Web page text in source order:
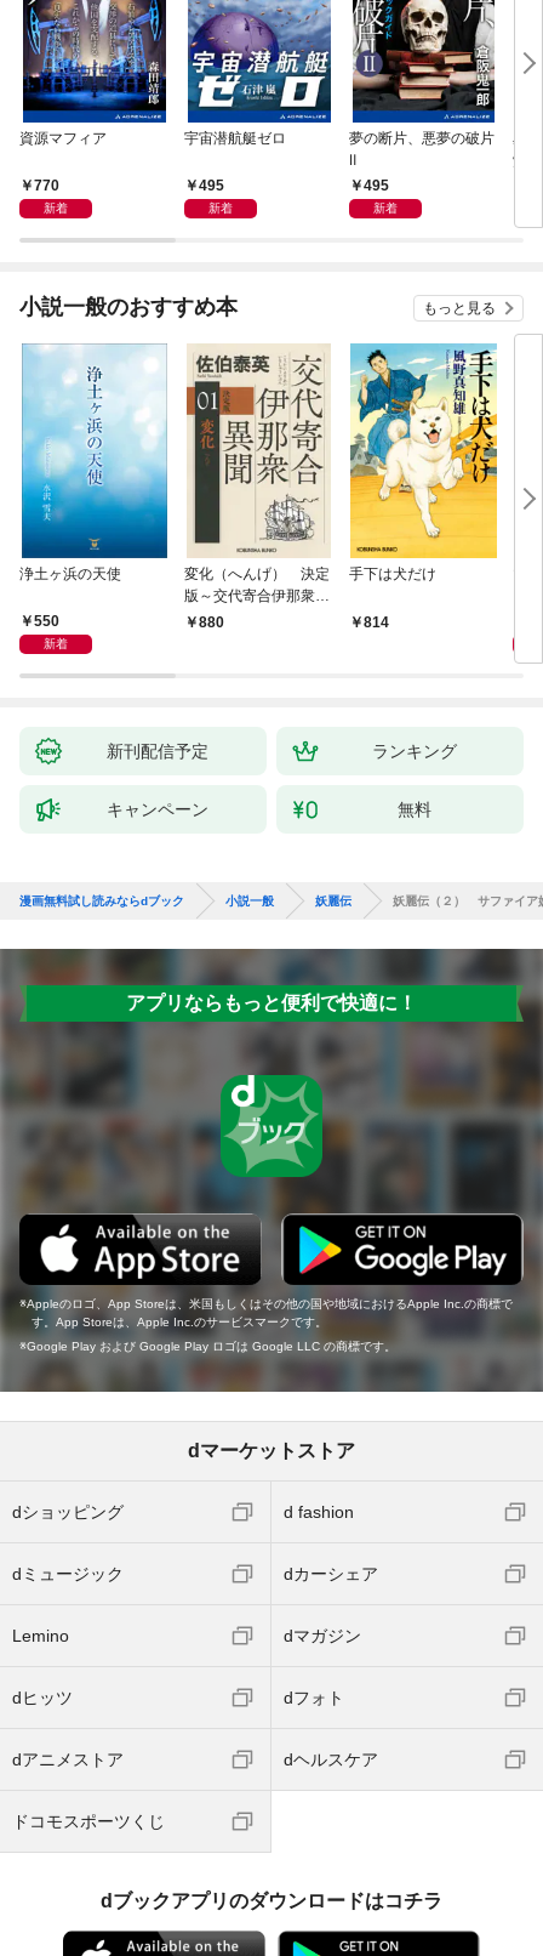
資源マフィア
770
新着
宇宙潜航艇ゼロ
495
新着
夢の断片、悪夢の破片
Ⅱ
495
新着
星
覚
小説一般のおすすめ本 もっと見る
浄土ヶ浜の天使
550
新着
変化（へんげ） 決定
版～交代寄合伊那衆異
聞（1）～
880
手下は犬だけ
814
新刊配信予定 ランキング
キャンペーン 無料
漫画無料試し読みならdブック 小説一般 妖麗伝 妖麗伝（２） サファイア
アプリならもっと便利で快適に！
Appleのロゴ、App Storeは、米国もしくはその他の国や地域におけるApple Inc.の商標で
す。App Storeは、Apple Inc.のサービスマークです。
Google Play および Google Play ロゴは Google LLC の商標です。
dマーケットストア
dショッピング d fashion
dミュージック dカーシェア
Lemino dマガジン
dヒッツ dフォト
dアニメストア dヘルスケア
ドコモスポーツくじ
dブックアプリのダウンロードはコチラ